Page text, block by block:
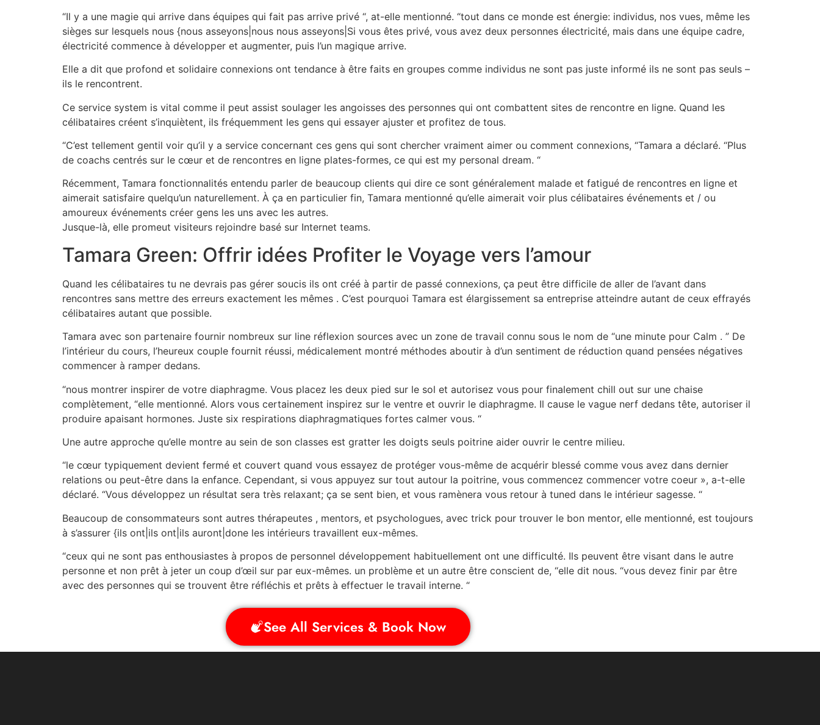
“Il y a une magie qui arrive dans équipes qui fait pas arrive privé “, at-elle mentionné. “tout dans ce monde est énergie: individus, nos vues, même les
sièges sur lesquels nous {nous asseyons|nous nous asseyons|Si vous êtes privé, vous avez deux personnes électricité, mais dans une équipe cadre,
électricité commence à développer et augmenter, puis l’un magique arrive.
Elle a dit que profond et solidaire connexions ont tendance à être faits en groupes comme individus ne sont pas juste informé ils ne sont pas seuls –
ils le rencontrent.
Ce service system is vital comme il peut assist soulager les angoisses des personnes qui ont combattent sites de rencontre en ligne. Quand les
célibataires créent s’inquiètent, ils fréquemment les gens qui essayer ajuster et profitez de tous.
“C’est tellement gentil voir qu’il y a service concernant ces gens qui sont chercher vraiment aimer ou comment connexions, “Tamara a déclaré. “Plus
de coachs centrés sur le cœur et de rencontres en ligne plates-formes, ce qui est my personal dream. “
Récemment, Tamara fonctionnalités entendu parler de beaucoup clients qui dire ce sont généralement malade et fatigué de rencontres en ligne et
aimerait satisfaire quelqu’un naturellement. À ça en particulier fin, Tamara mentionné qu’elle aimerait voir plus célibataires événements et / ou
amoureux événements créer gens les uns avec les autres.
Jusque-là, elle promeut visiteurs rejoindre basé sur Internet teams.
Tamara Green: Offrir idées Profiter le Voyage vers l’amour
Quand les célibataires tu ne devrais pas gérer soucis ils ont créé à partir de passé connexions, ça peut être difficile de aller de l’avant dans
rencontres sans mettre des erreurs exactement les mêmes . C’est pourquoi Tamara est élargissement sa entreprise atteindre autant de ceux effrayés
célibataires autant que possible.
Tamara avec son partenaire fournir nombreux sur line réflexion sources avec un zone de travail connu sous le nom de “une minute pour Calm . ” De
l’intérieur du cours, l’heureux couple fournit réussi, médicalement montré méthodes aboutir à d’un sentiment de réduction quand pensées négatives
commencer à ramper dedans.
“nous montrer inspirer de votre diaphragme. Vous placez les deux pied sur le sol et autorisez vous pour finalement chill out sur une chaise
complètement, “elle mentionné. Alors vous certainement inspirez sur le ventre et ouvrir le diaphragme. Il cause le vague nerf dedans tête, autoriser il
produire apaisant hormones. Juste six respirations diaphragmatiques fortes calmer vous. “
Une autre approche qu’elle montre au sein de son classes est gratter les doigts seuls poitrine aider ouvrir le centre milieu.
“le cœur typiquement devient fermé et couvert quand vous essayez de protéger vous-même de acquérir blessé comme vous avez dans dernier
relations ou peut-être dans la enfance. Cependant, si vous appuyez sur tout autour la poitrine, vous commencez commencer votre coeur », a-t-elle
déclaré. “Vous développez un résultat sera très relaxant; ça se sent bien, et vous ramènera vous retour à tuned dans le intérieur sagesse. “
Beaucoup de consommateurs sont autres thérapeutes , mentors, et psychologues, avec trick pour trouver le bon mentor, elle mentionné, est toujours
à s’assurer {ils ont|ils ont|ils auront|done les intérieurs travaillent eux-mêmes.
“ceux qui ne sont pas enthousiastes à propos de personnel développement habituellement ont une difficulté. Ils peuvent être visant dans le autre
personne et non prêt à jeter un coup d’œil sur par eux-mêmes. un problème et un autre être conscient de, “elle dit nous. “vous devez finir par être
avec des personnes qui se trouvent être réfléchis et prêts à effectuer le travail interne. “
See All Services & Book Now